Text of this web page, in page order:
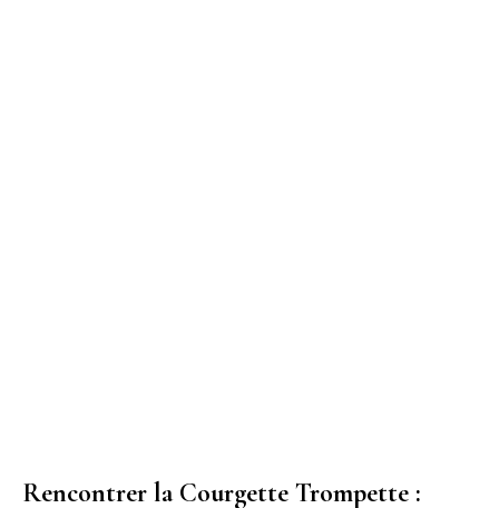
Rencontrer la Courgette Trompette :